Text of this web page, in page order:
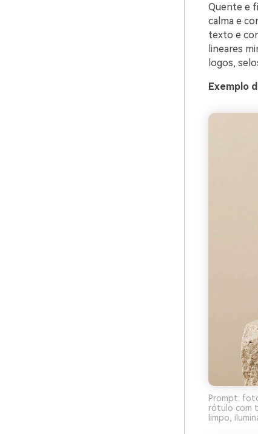
Quente e
calma e
texto e
lineares
logos,
Exemplo
Prompt:
rótulo com
limpo,